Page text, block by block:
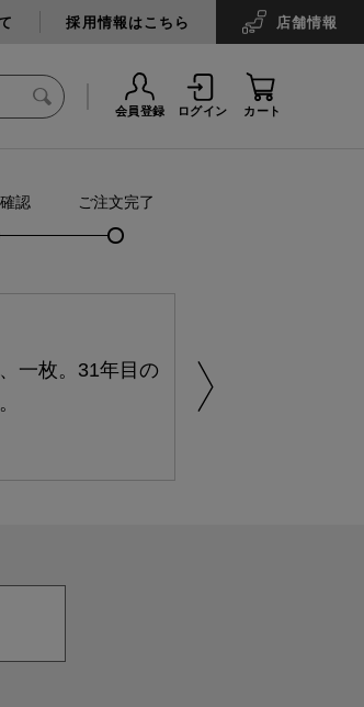
採用情報はこちら 店舗情報
会員登録 ログイン カート
認 ご注文完了
一枚。31年目の